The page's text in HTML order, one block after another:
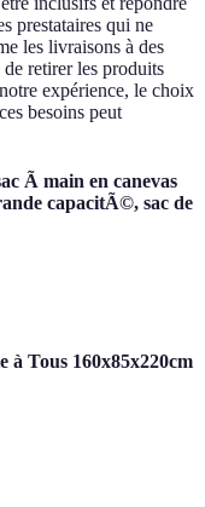
prestataires qui ne
les livraisons à des
retirer les produits
expérience, le choix
besoins peut
Ã main en canevas
capacitÃ©, sac de
à Tous 160x85x220cm